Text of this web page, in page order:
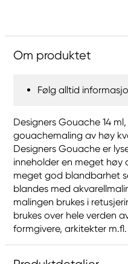
Om produktet
Følg alltid
Designers Gouache 14
gouachemaling av høy
Designers Gouache er
inneholder en meget høy
meget god blandbarhet
blandes med
malingen brukes i
brukes over hele verden
formgivere, arkitekter